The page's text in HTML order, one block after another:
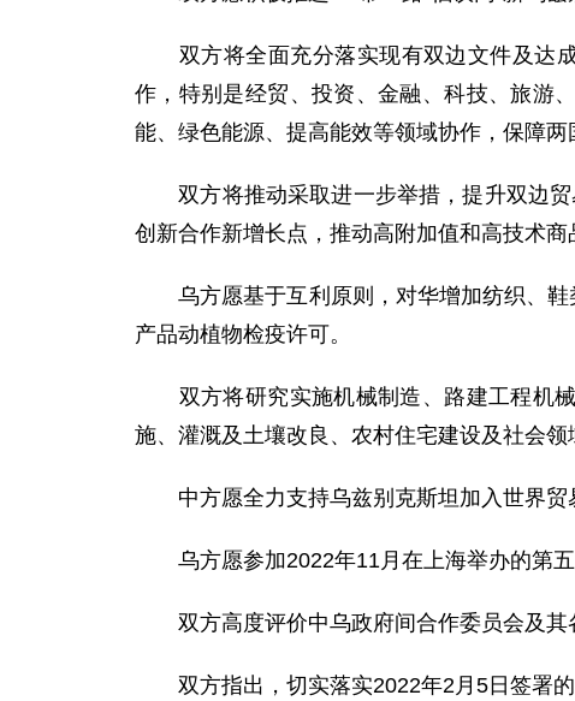
双方将全面充分落实现有双边文件及达成
作，特别是经贸、投资、金融、科技、旅游
能、绿色能源、提高能效等领域协作，保障两
双方将推动采取进一步举措，提升双边贸
创新合作新增长点，推动高附加值和高技术商
乌方愿基于互利原则，对华增加纺织、鞋
产品动植物检疫许可。
双方将研究实施机械制造、路建工程机械
施、灌溉及土壤改良、农村住宅建设及社会领
中方愿全力支持乌兹别克斯坦加入世界贸
乌方愿参加2022年11月在上海举办的第五
双方高度评价中乌政府间合作委员会及其
双方指出，切实落实2022年2月5日签署的